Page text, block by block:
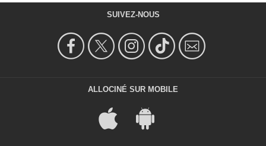
SUIVEZ-NOUS
ALLOCINÉ SUR MOBILE